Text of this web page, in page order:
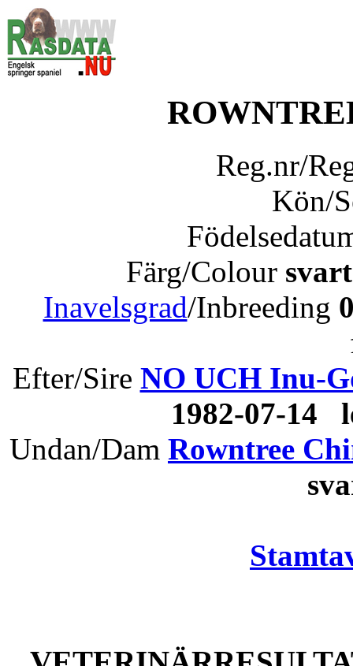
Reg.nr/
Kön/
Färg/Colour
Inavelsgrad/Inbreeding
Efter/Sire NO UCH Inu-
1982-07-
Undan/Dam Rowntree